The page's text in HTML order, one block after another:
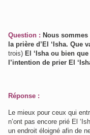
Question : Nous
la prière d’El ‘Isha.
trois) El ‘Isha ou bien
l’intention de prier El
Réponse :
Le mieux pour ceux qui
n’ont pas encore prié El
un endroit éloigné afin de